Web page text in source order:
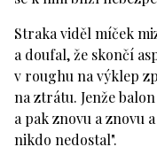
Straka viděl míček
a doufal, že skončí
v roughu na výklep
na ztrátu. Jenže
a pak znovu a znovu
nikdo nedostal".